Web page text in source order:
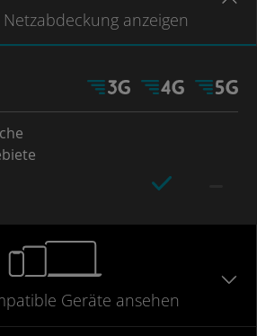
anzeigen
Geräte ansehen